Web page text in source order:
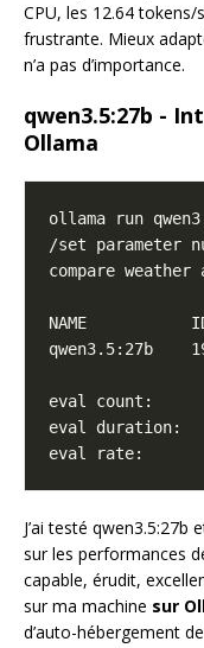
CPU, les 12.64 tokens/
frustrante. Mieux
n’a pas d’importance.
qwen3.5:27b -
Ollama
J’ai testé
sur les performances
capable, érudit,
sur ma machine sur
d’auto-hébergement